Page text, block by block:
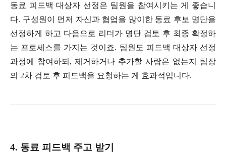
동료 피드백 대상자 선정은 팀원을 참여시키는 게 좋습니
다. 구성원이 먼저 자신과 협업을 많이한 동료 후보 명단을
선정하게 하고 다음으로 리더가 명단 검토 후 최종 확정하
는 프로세스를 가지는 것이죠. 팀원도 피드백 대상자 선정
과정에 참여하되, 제거하거나 추가할 사람은 없는지 팀장
의 2차 검토 후 피드백을 요청하는 게 효과적입니다.
4. 동료 피드백 주고 받기